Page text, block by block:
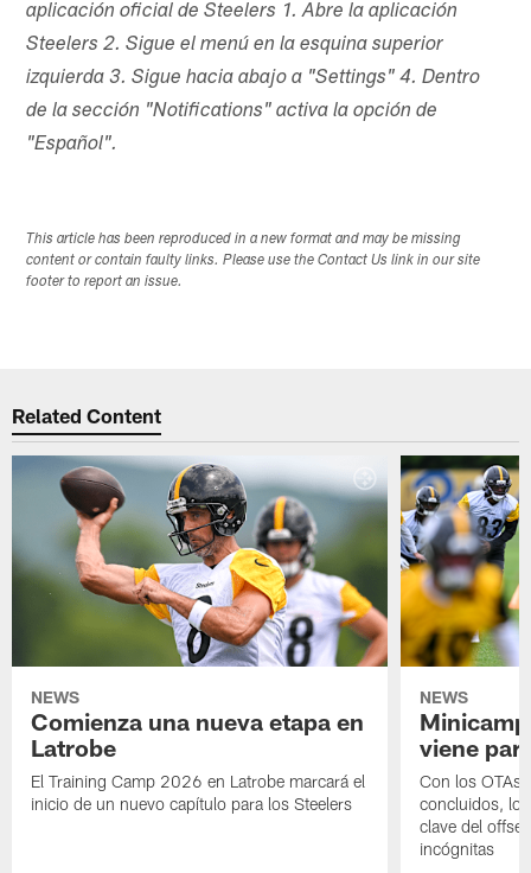
aplicación oficial de Steelers 1. Abre la aplicación
Steelers 2. Sigue el menú en la esquina superior
izquierda 3. Sigue hacia abajo a "Settings" 4. Dentro
de la sección "Notifications" activa la opción de
"Español".
This article has been reproduced in a new format and may be missing
content or contain faulty links. Please use the Contact Us link in our site
footer to report an issue.
Related Content
NEWS
Comienza una nueva etapa en
Latrobe
El Training Camp 2026 en Latrobe marcará el
inicio de un nuevo capítulo para los Steelers
NEWS
viene
Con los OTAs
concluidos,
clave del
incógnitas